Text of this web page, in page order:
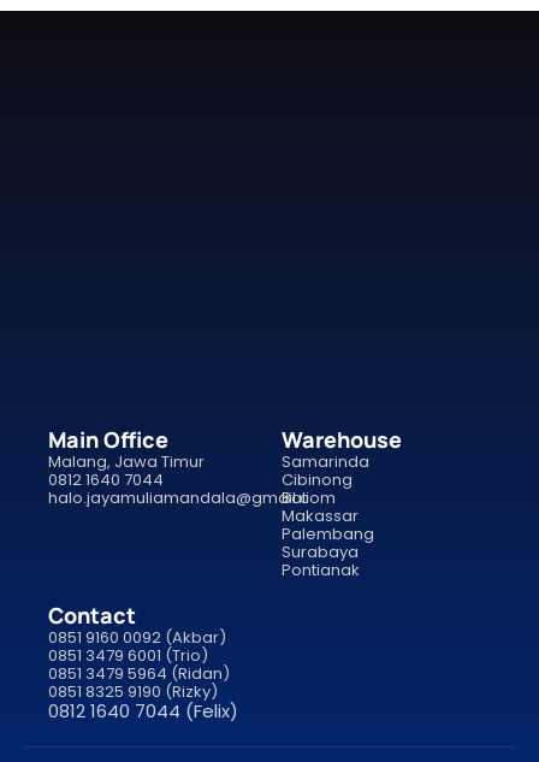
Main Office
Malang, Jawa Timur
0812 1640 7044
halo.jayamuliamandala@gmail.com
Warehouse
Samarinda
Cibinong
Bali
Makassar
Palembang
Surabaya
Pontianak
Contact
0851 9160 0092 (Akbar)
0851 3479 6001 (Trio)
0851 3479 5964 (Ridan)
0851 8325 9190 (Rizky)
0812 1640 7044 (Felix)